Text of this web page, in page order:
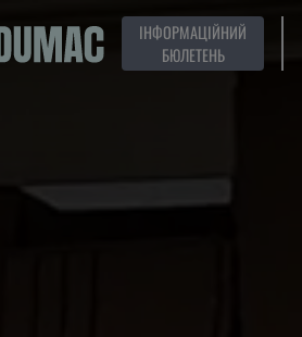
ІНФОРМАЦІЙНИЙ
БЮЛЕТЕНЬ